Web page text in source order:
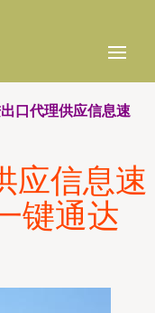
出口代理供应信息速
应信息速
键通达